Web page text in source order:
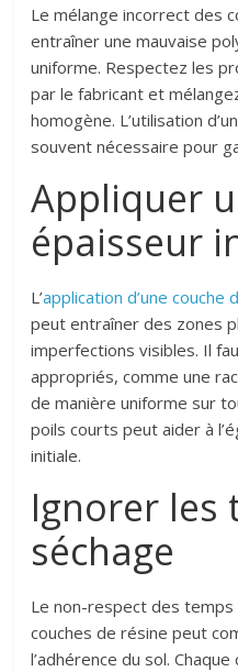
Le mélange incorrect des
entraîner une mauvaise
uniforme. Respectez les
par le fabricant et
homogène. L’utilisation
souvent nécessaire pour
Appliquer
épaisseur
L’application d’une couche
peut entraîner des zones
imperfections visibles. Il
appropriés, comme une
de manière uniforme sur
poils courts peut aider à
initiale.
Ignorer les
séchage
Le non-respect des
couches de résine peut
l’adhérence du sol.